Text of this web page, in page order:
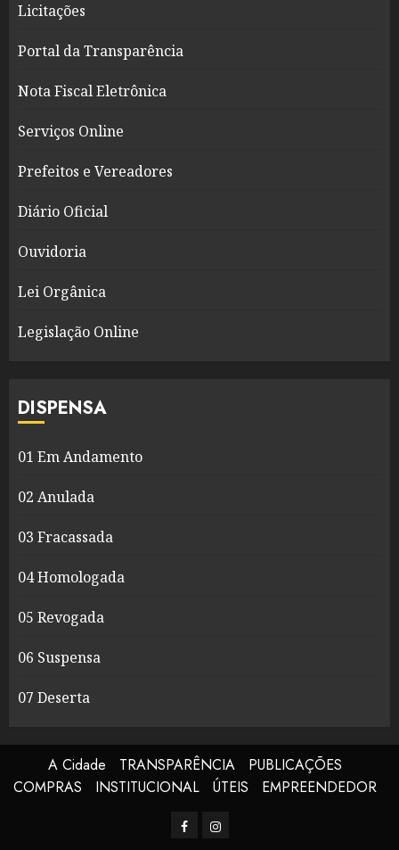
Licitações
Portal da Transparência
Nota Fiscal Eletrônica
Serviços Online
Prefeitos e Vereadores
Diário Oficial
Ouvidoria
Lei Orgânica
Legislação Online
DISPENSA
01 Em Andamento
02 Anulada
03 Fracassada
04 Homologada
05 Revogada
06 Suspensa
07 Deserta
A Cidade TRANSPARÊNCIA
PUBLICAÇÕES
COMPRAS
INSTITUCIONAL ÚTEIS EMPREENDEDOR
FacerbookInstagram